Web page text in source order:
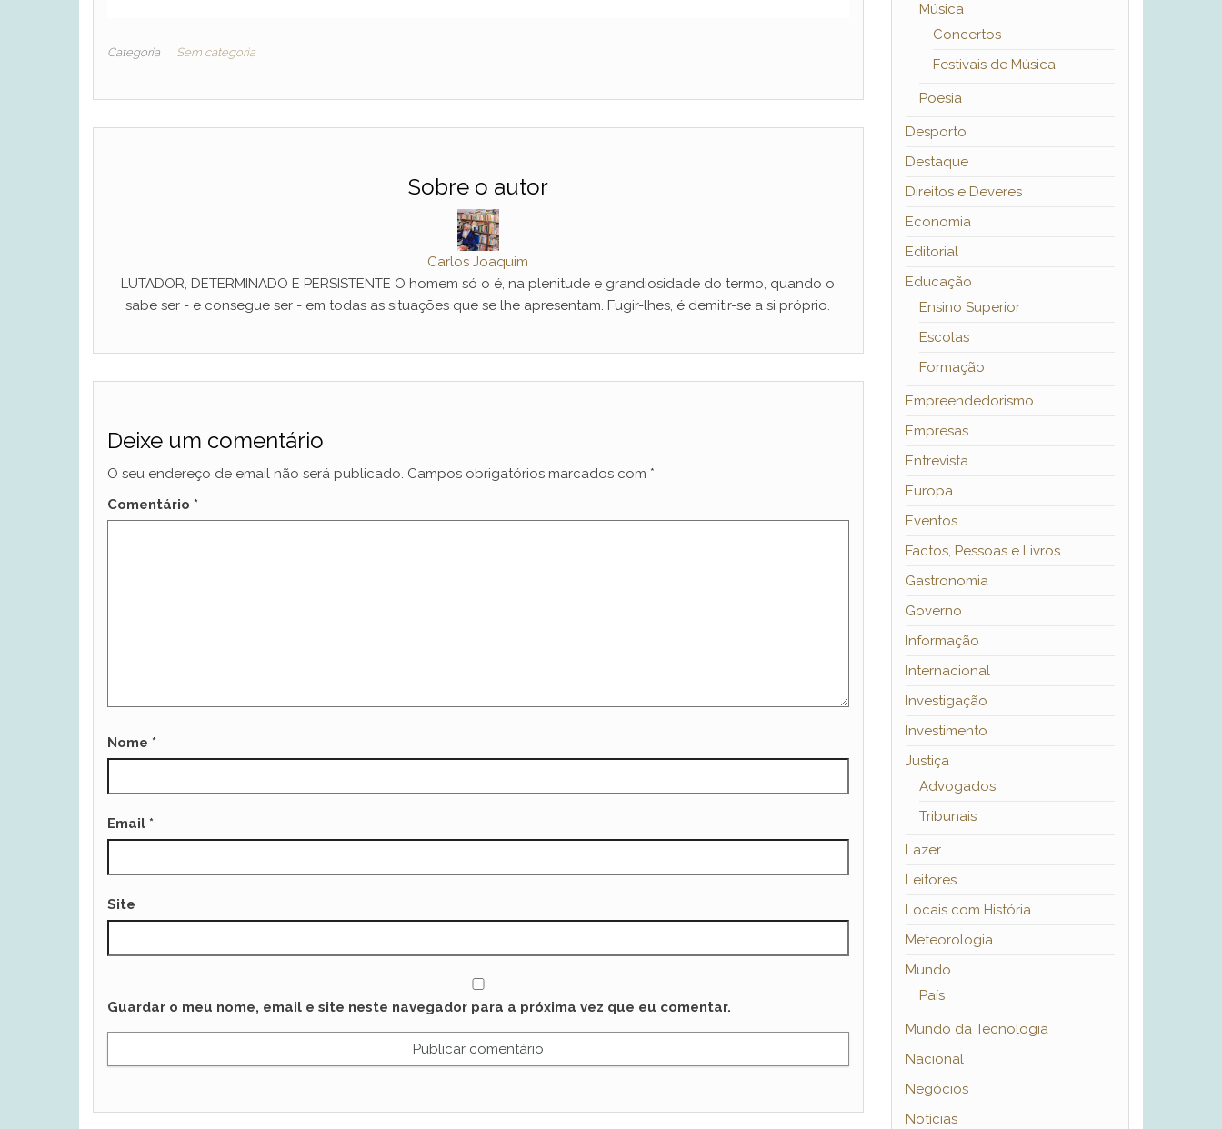
Categoria Sem categoria
Sobre o autor
Carlos Joaquim
LUTADOR, DETERMINADO E PERSISTENTE O homem só o é, na plenitude e grandiosidade do termo, quando o
sabe ser - e consegue ser - em todas as situações que se lhe apresentam. Fugir-lhes, é demitir-se a si próprio.
Deixe um comentário
O seu endereço de email não será publicado. Campos obrigatórios marcados com *
Comentário *
Nome *
Email *
Site
Guardar o meu nome, email e site neste navegador para a próxima vez que eu comentar.
Música
Concertos
Festivais de Música
Poesia
Desporto
Destaque
Direitos e Deveres
Economia
Editorial
Educação
Ensino Superior
Escolas
Formação
Empreendedorismo
Empresas
Entrevista
Europa
Eventos
Factos, Pessoas e Livros
Gastronomia
Governo
Informação
Internacional
Investigação
Investimento
Justiça
Advogados
Tribunais
Lazer
Leitores
Locais com História
Meteorologia
Mundo
País
Mundo da Tecnologia
Nacional
Negócios
Notícias